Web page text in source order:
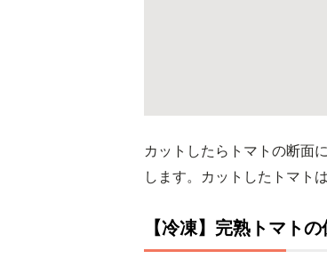
カットしたらトマトの断面
します。カットしたトマト
【冷凍】完熟トマト